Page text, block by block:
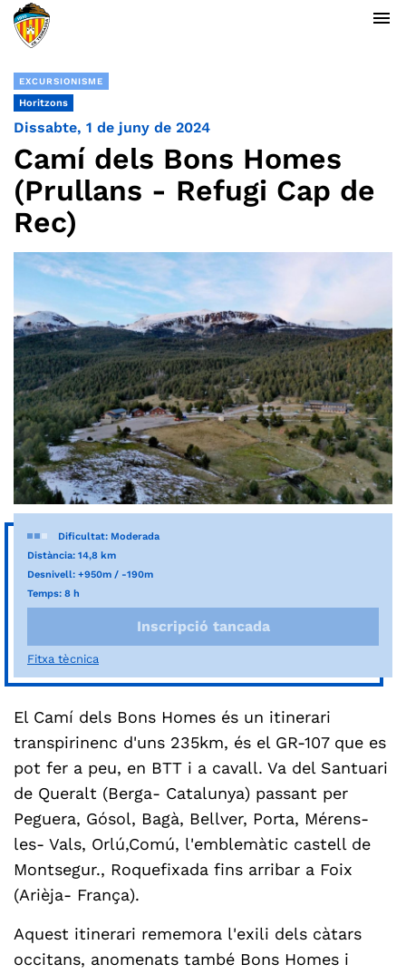
menu
EXCURSIONISME
Horitzons
Dissabte, 1 de juny de 2024
Camí dels Bons Homes
(Prullans - Refugi Cap de
Rec)
Dificultat: Moderada
Distància: 14,8 km
Desnivell: +950m / -190m
Temps: 8 h
Inscripció tancada
Fitxa tècnica
El Camí dels Bons Homes és un itinerari
transpirinenc d'uns 235km, és el GR-107 que es
pot fer a peu, en BTT i a cavall. Va del Santuari
de Queralt (Berga- Catalunya) passant per
Peguera, Gósol, Bagà, Bellver, Porta, Mérens-
les- Vals, Orlú,Comú, l'emblemàtic castell de
Montsegur., Roquefixada fins arribar a Foix
(Arièja- França).
Aquest itinerari rememora l'exili dels càtars
occitans, anomenats també Bons Homes i